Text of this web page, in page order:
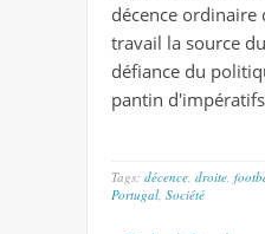
décence ordinaire
travail la source
défiance du
pantin
Tags: décence, droite,
Portugal, Société